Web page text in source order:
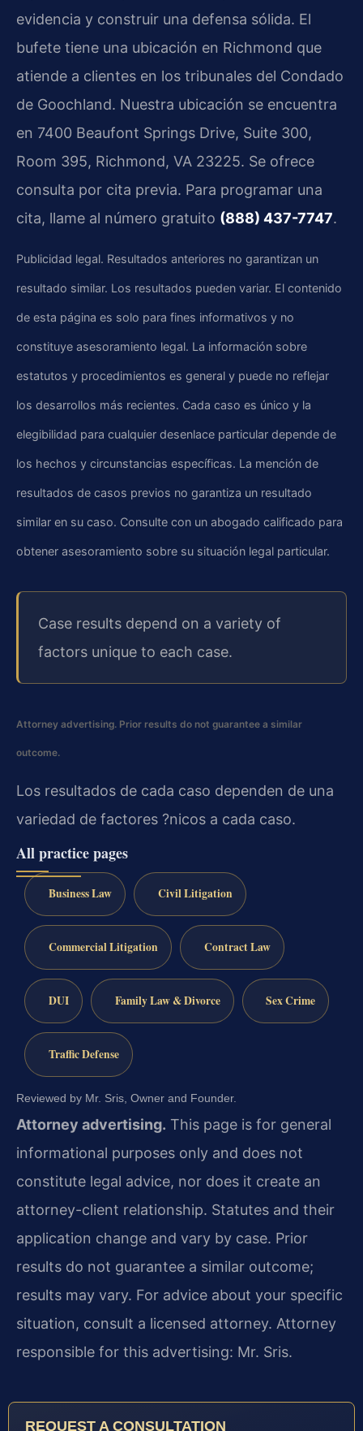
evidencia y construir una defensa sólida. El
bufete tiene una ubicación en Richmond que
atiende a clientes en los tribunales del Condado
de Goochland. Nuestra ubicación se encuentra
en 7400 Beaufont Springs Drive, Suite 300,
Room 395, Richmond, VA 23225. Se ofrece
consulta por cita previa. Para programar una
cita, llame al número gratuito (888) 437-7747.
Publicidad legal. Resultados anteriores no garantizan un
resultado similar. Los resultados pueden variar. El contenido
de esta página es solo para fines informativos y no
constituye asesoramiento legal. La información sobre
estatutos y procedimientos es general y puede no reflejar
los desarrollos más recientes. Cada caso es único y la
elegibilidad para cualquier desenlace particular depende de
los hechos y circunstancias específicas. La mención de
resultados de casos previos no garantiza un resultado
similar en su caso. Consulte con un abogado calificado para
obtener asesoramiento sobre su situación legal particular.
Case results depend on a variety of
factors unique to each case.
Attorney advertising. Prior results do not guarantee a similar
outcome.
Los resultados de cada caso dependen de una
variedad de factores ?nicos a cada caso.
All practice pages
Business Law Civil Litigation
Commercial Litigation Contract Law
DUI Family Law & Divorce Sex Crime
Traffic Defense
Reviewed by Mr. Sris, Owner and Founder.
Attorney advertising. This page is for general
informational purposes only and does not
constitute legal advice, nor does it create an
attorney-client relationship. Statutes and their
application change and vary by case. Prior
results do not guarantee a similar outcome;
results may vary. For advice about your specific
situation, consult a licensed attorney. Attorney
responsible for this advertising: Mr. Sris.
REQUEST A CONSULTATION